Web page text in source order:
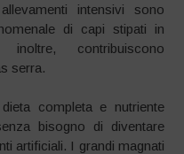
intensivi sono
di capi stipati in
contribuiscono
serra.
completa e nutriente
bisogno di diventare
artificiali. I grandi magnati